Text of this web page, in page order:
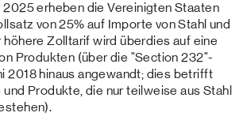
2025 erheben die Vereinigten Staaten
von 25% auf Importe von Stahl und
höhere Zolltarif wird überdies auf eine
Produkten (über die "Section 232"-
2018 hinaus angewandt; dies betrifft
Produkte, die nur teilweise aus Stahl